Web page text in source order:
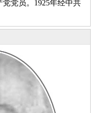
党员。1925年经中共